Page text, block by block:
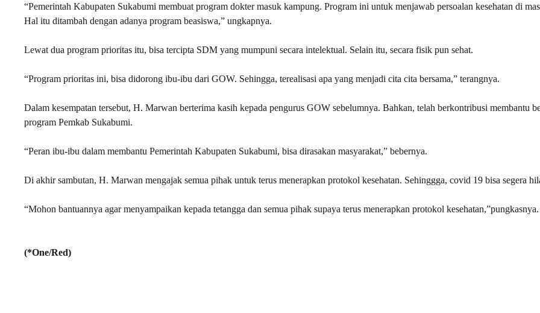
“Pemerintah Kabupaten Sukabumi membuat program dokter masuk kampung. Program ini untuk menjawab persoalan kesehatan di
Hal itu ditambah dengan adanya program beasiswa,” ungkapnya.
Lewat dua program prioritas itu, bisa tercipta SDM yang mumpuni secara intelektual. Selain itu, secara fisik pun sehat.
“Program prioritas ini, bisa didorong ibu-ibu dari GOW. Sehingga, terealisasi apa yang menjadi cita cita bersama,” terangnya.
Dalam kesempatan tersebut, H. Marwan berterima kasih kepada pengurus GOW sebelumnya. Bahkan, telah berkontribusi membantu
program Pemkab Sukabumi.
“Peran ibu-ibu dalam membantu Pemerintah Kabupaten Sukabumi, bisa dirasakan masyarakat,” bebernya.
Di akhir sambutan, H. Marwan mengajak semua pihak untuk terus menerapkan protokol kesehatan. Sehinggga, covid 19 bisa segera
“Mohon bantuannya agar menyampaikan kepada tetangga dan semua pihak supaya terus menerapkan protokol kesehatan,”pungkasnya.
(*One/Red)